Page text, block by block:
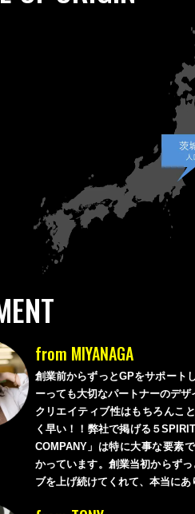
from MIYANAGA
創業前からずっとGPをサポート
ーっても大切なパートナーのデザ
クリエイティブ性はもちろんこ
く早い！！弊社で掲げる５
COMPANY」は特に大事な要素
かっています。創業当初からず
ブを上げ続けてくれて、本当にあ